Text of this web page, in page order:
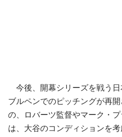
今後、開幕シリーズを戦う日
ブルペンでのピッチングが再
の、ロバーツ監督やマーク・
は、大谷のコンディションを